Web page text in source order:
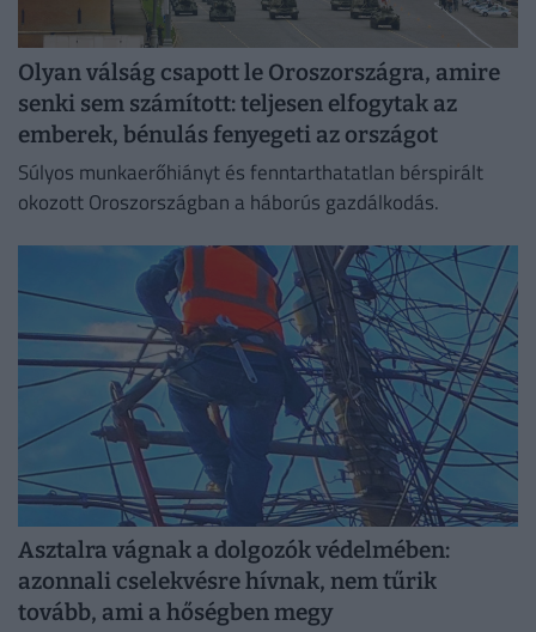
Olyan válság csapott le Oroszországra, amire
senki sem számított: teljesen elfogytak az
emberek, bénulás fenyegeti az országot
Súlyos munkaerőhiányt és fenntarthatatlan bérspirált
okozott Oroszországban a háborús gazdálkodás.
Asztalra vágnak a dolgozók védelmében:
azonnali cselekvésre hívnak, nem tűrik
tovább, ami a hőségben megy